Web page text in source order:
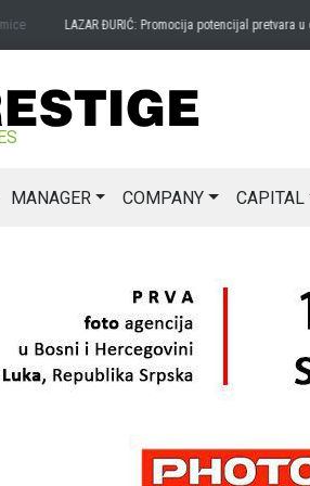
LAZAR ĐURIĆ: Promocija potencijal pretvara u
MANAGER COMPANY CAPITAL